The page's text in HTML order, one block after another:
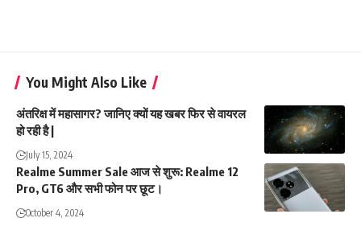
You Might Also Like
अंतरिक्ष में महासागर? जानिए क्यों यह खबर फिर से वायरल
हो रही है |
July 15, 2024
Realme Summer Sale आज से शुरू: Realme 12
Pro, GT6 और सभी फोन पर छूट।
October 4, 2024